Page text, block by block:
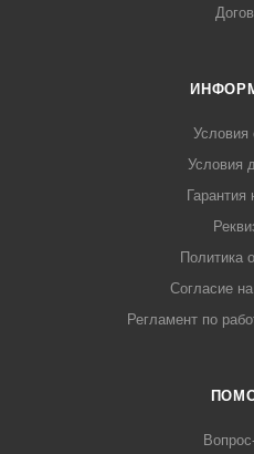
Условия
Условия
Гарантия
Политика
Согласие
Регламент по